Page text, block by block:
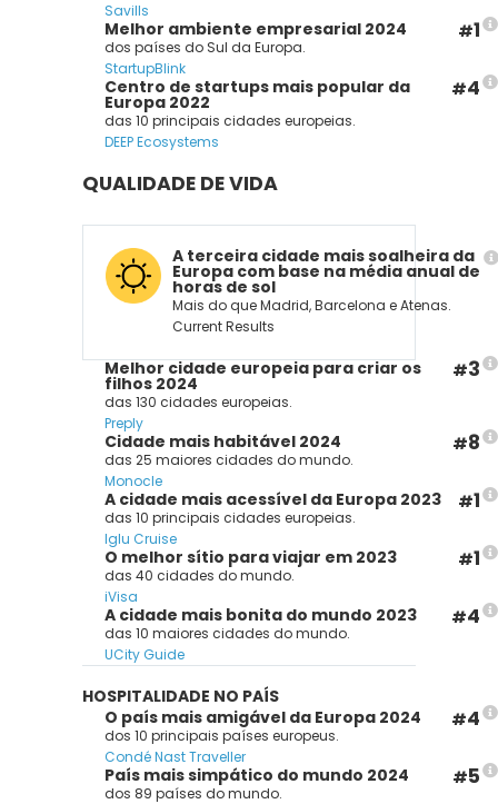
Savills
Melhor ambiente empresarial 2024
dos países do Sul da Europa.
StartupBlink
#1
Centro de startups mais popular da
Europa 2022
das 10 principais cidades europeias.
DEEP Ecosystems
#4
QUALIDADE DE VIDA
A terceira cidade mais soalheira da
Europa com base na média anual de
horas de sol
Mais do que Madrid, Barcelona e Atenas.
Current Results
Melhor cidade europeia para criar os
filhos 2024
das 130 cidades europeias.
Preply
#3
Cidade mais habitável 2024
das 25 maiores cidades do mundo.
Monocle
#8
A cidade mais acessível da Europa 2023
das 10 principais cidades europeias.
Iglu Cruise
#1
O melhor sítio para viajar em 2023
das 40 cidades do mundo.
iVisa
#1
A cidade mais bonita do mundo 2023
das 10 maiores cidades do mundo.
UCity Guide
#4
HOSPITALIDADE NO PAÍS
O país mais amigável da Europa 2024
dos 10 principais países europeus.
Condé Nast Traveller
#4
País mais simpático do mundo 2024
dos 89 países do mundo.
#5